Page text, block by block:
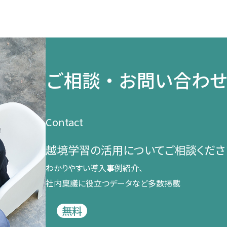
ご相談・お問い合わ
Contact
越境学習の​活用に​ついて​ご相談くだ
わかりやすい導入事例紹介、​
社内稟議に​役立つデータなど​多数掲載
無料